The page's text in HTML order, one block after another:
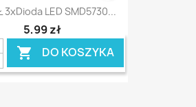
3xDioda LED SMD5730...
5,99 zł
 DO KOSZYKA